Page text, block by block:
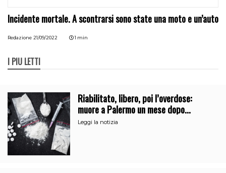
Incidente mortale. A scontrarsi sono state una moto e un’auto
Redazione 21/09/2022 1 min
I PIÙ LETTI
Riabilitato, libero, poi l’overdose:
muore a Palermo un mese dopo
l’uscita dalla comunità
Leggi la notizia